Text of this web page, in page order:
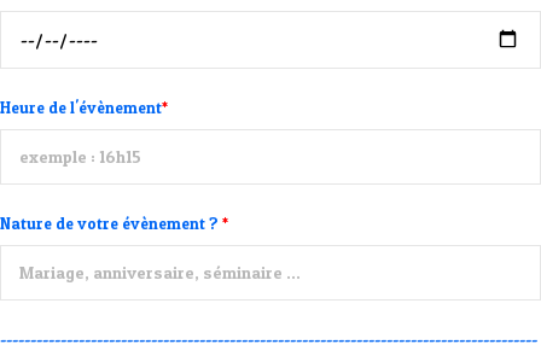
Heure de l'évènement*
Nature de votre évènement ? *
-----------------------------------------------------------------------------------------